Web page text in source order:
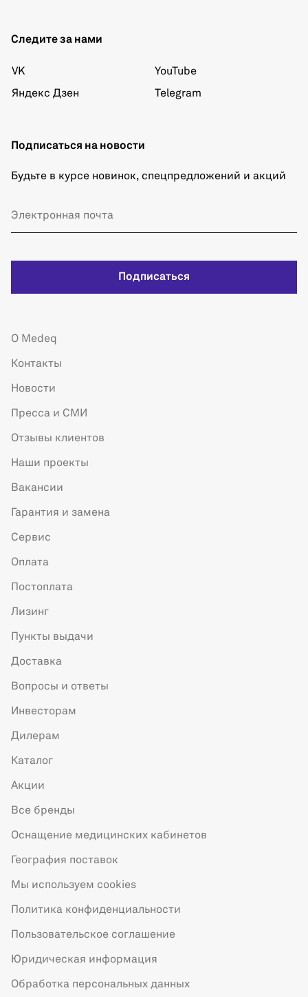
Следите за нами
VK
Яндекс Дзен
YouTube
Telegram
Подписаться на новости
Будьте в курсе новинок, спецпредложений и акций
Подписаться
О Medeq
Контакты
Новости
Пресса и СМИ
Отзывы клиентов
Наши проекты
Вакансии
Гарантия и замена
Сервис
Оплата
Постоплата
Лизинг
Пункты выдачи
Доставка
Вопросы и ответы
Инвесторам
Дилерам
Каталог
Акции
Все бренды
Оснащение медицинских кабинетов
География поставок
Мы используем cookies
Политика конфиденциальности
Пользовательское соглашение
Юридическая информация
Обработка персональных данных